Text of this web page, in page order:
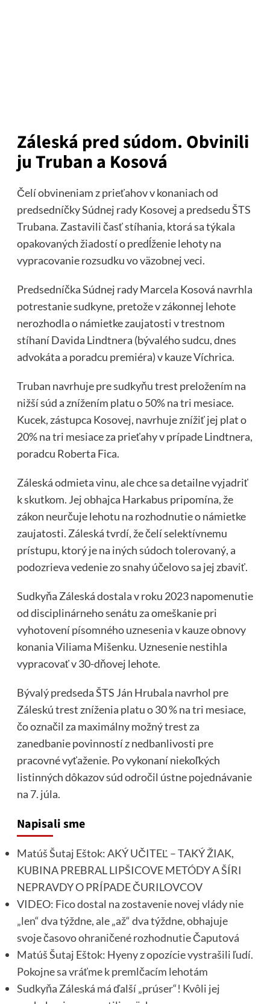
Záleská pred súdom. Obvinili
ju Truban a Kosová
Čelí obvineniam z prieťahov v konaniach od
predsedníčky Súdnej rady Kosovej a predsedu ŠTS
Trubana. Zastavili časť stíhania, ktorá sa týkala
opakovaných žiadostí o predĺženie lehoty na
vypracovanie rozsudku vo väzobnej veci.
Predsedníčka Súdnej rady Marcela Kosová navrhla
potrestanie sudkyne, pretože v zákonnej lehote
nerozhodla o námietke zaujatosti v trestnom
stíhaní Davida Lindtnera (bývalého sudcu, dnes
advokáta a poradcu premiéra) v kauze Víchrica.
Truban navrhuje pre sudkyňu trest preložením na
nižší súd a znížením platu o 50% na tri mesiace.
Kucek, zástupca Kosovej, navrhuje znížiť jej plat o
20% na tri mesiace za prieťahy v prípade Lindtnera,
poradcu Roberta Fica.
Záleská odmieta vinu, ale chce sa detailne vyjadriť
k skutkom. Jej obhajca Harkabus pripomína, že
zákon neurčuje lehotu na rozhodnutie o námietke
zaujatosti. Záleská tvrdí, že čelí selektívnemu
prístupu, ktorý je na iných súdoch tolerovaný, a
podozrieva vedenie zo snahy účelovo sa jej zbaviť.
Sudkyňa Záleská dostala v roku 2023 napomenutie
od disciplinárneho senátu za omeškanie pri
vyhotovení písomného uznesenia v kauze obnovy
konania Viliama Mišenku. Uznesenie nestihla
vypracovať v 30-dňovej lehote.
Bývalý predseda ŠTS Ján Hrubala navrhol pre
Záleskú trest zníženia platu o 30 % na tri mesiace,
čo označil za maximálny možný trest za
zanedbanie povinností z nedbanlivosti pre
pracovné vyťaženie. Po vykonaní niekoľkých
listinných dôkazov súd odročil ústne pojednávanie
na 7. júla.
Napisali sme
Matúš Šutaj Eštok: AKÝ UČITEĽ – TAKÝ ŽIAK,
KUBINA PREBRAL LIPŠICOVE METÓDY A ŠÍRI
NEPRAVDY O PRÍPADE ČURILOVCOV
VIDEO: Fico dostal na zostavenie novej vlády nie
„len“ dva týždne, ale „až“ dva týždne, obhajuje
svoje časovo ohraničené rozhodnutie Čaputová
Matúš Šutaj Eštok: Hyeny z opozície vystrašili ľudí.
Pokojne sa vráťme k premlčacím lehotám
Sudkyňa Záleská má ďalší „prúser“! Kvôli jej